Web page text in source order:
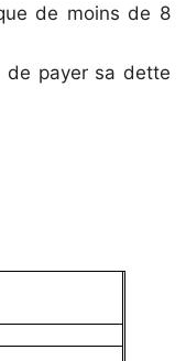
de moins de 8
de payer sa dette